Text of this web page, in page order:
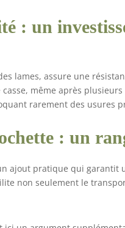
: un
lames, assure une
même après
rarement des usures
: un
ajout pratique qui
non seulement le